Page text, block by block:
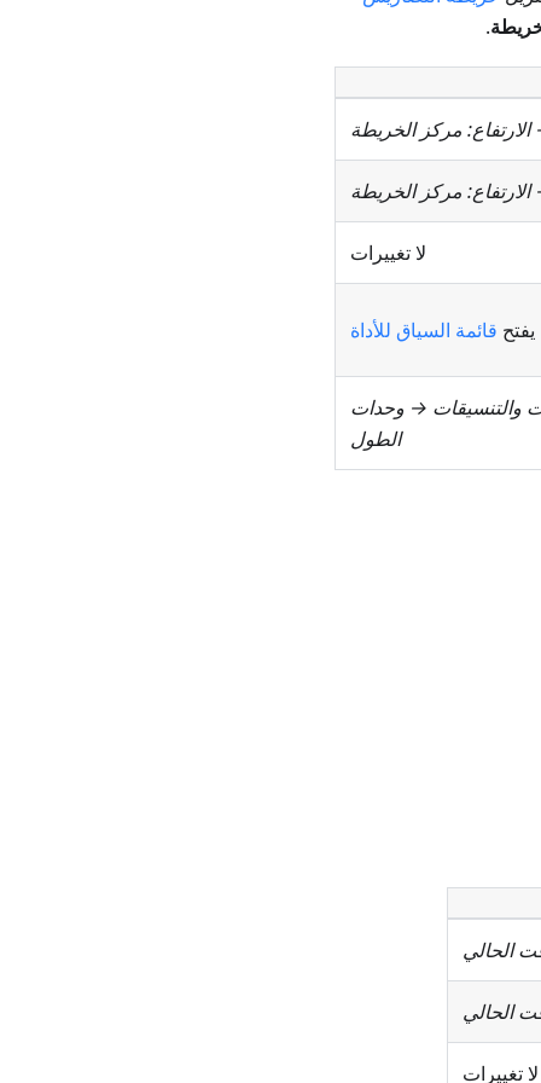
.
الارتفاع: مركز الخريطة
الارتفاع: مركز الخريطة
لا تغييرات
يفتح قائمة السياق للأداة
والتنسيقات → وحدات
الطول
الحالي
الحالي
لا تغييرات